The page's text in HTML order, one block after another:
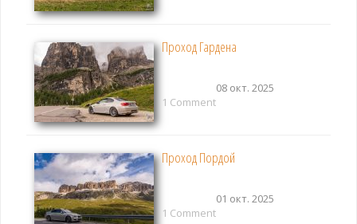
Проход Гардена
08 окт. 2025
1 Comment
Проход Пордой
01 окт. 2025
1 Comment